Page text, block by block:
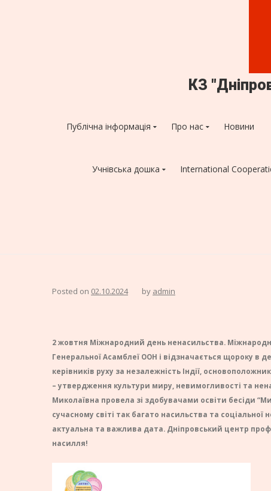
КЗ
Публічна інформація Про нас Новини
Учнівська дошка International
Posted on 02.10.2024 by admin
2 жовтня Міжнародний день ненасильства.
Генеральної Асамблеї ООН і відзначається щороку в
керівників руху за незалежність Індії,
– утвердження культури миру, невимогливості та
Миколаївна провела зі здобувачами освіти бесіди
сучасному світі так багато насильства та
актуальна та важлива дата. Дніпровський центр
насилля!